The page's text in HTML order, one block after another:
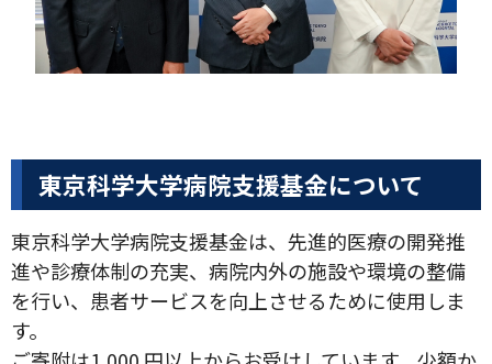
東京科学大学病院支援基金について
東京科学大学病院支援基金は、先進的医療の開発推
進や診療体制の充実、病院内外の施設や環境の整備
を行い、患者サービスを向上させるために使用しま
す。